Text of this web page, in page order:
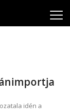
idén a